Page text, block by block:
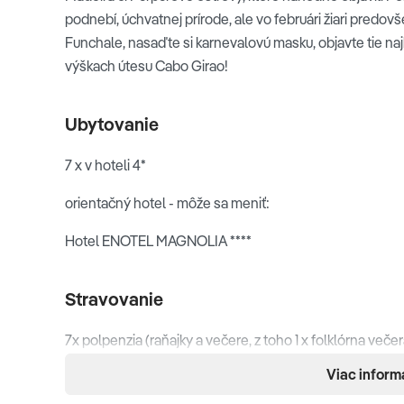
Pokračujeme cez vnútrozemie doRibeiro Frio, kde sa
záhrade. Popri leváde, ktorá vedie cez vavrínový les,
vyhliadkeBalcones.Po ceste na severovýchod
pokocháme sa pohľadom na strmé červenohnedé
morom postavenej pristávacej dráhe madeirského
Folklórna večera: Dnes nás čaká ochutnávka
Pico do Arieiro
podnebí, úchvatnej prírode, ale vo februári žiari
Funchale, nasaďte si karnevalovú masku, objavte tie
výškach útesu Cabo Girao!
Ubytovanie
7 x v hoteli 4*
orientačný hotel - môže sa meniť:
Hotel ENOTEL MAGNOLIA ****
Stravovanie
7x polpenzia (raňajky a večere, z toho 1 x folklórna
Viac